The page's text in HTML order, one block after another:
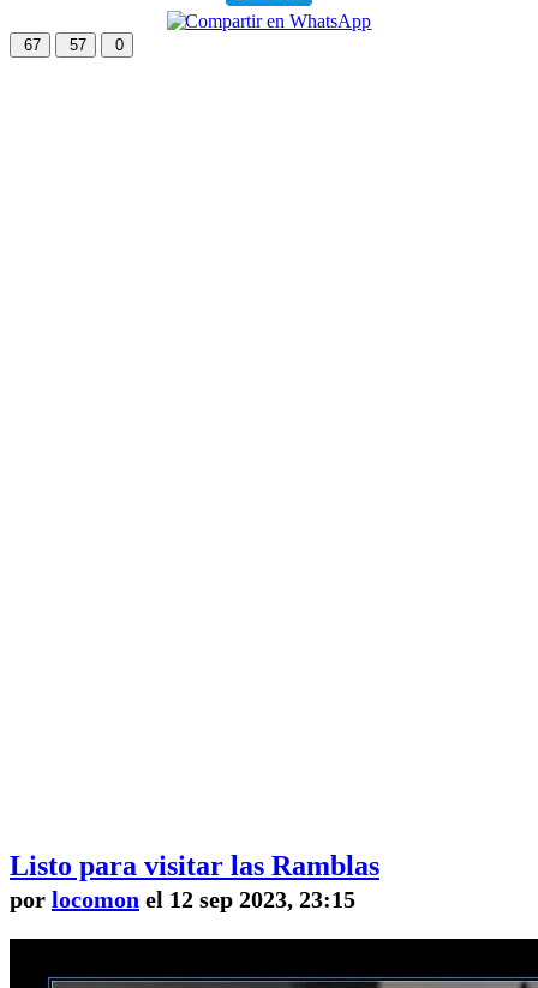
67 57 0
Listo para visitar las Ramblas
por locomon el 12 sep 2023, 23:15